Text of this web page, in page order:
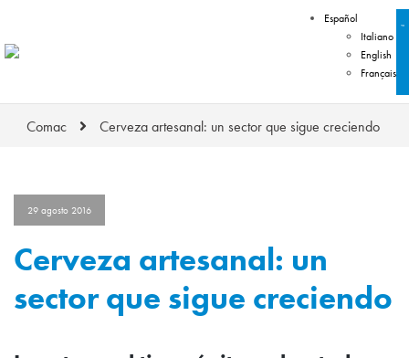
Español
Italiano
English
Français
Comac Cerveza artesanal: un sector que sigue creciendo
29 agosto 2016
Cerveza artesanal: un
sector que sigue creciendo